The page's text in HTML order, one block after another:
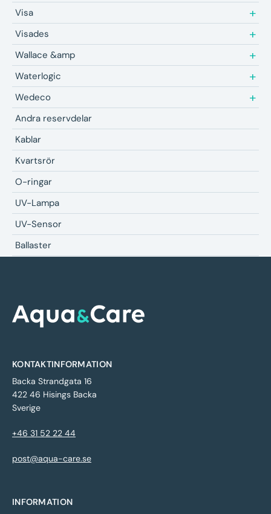
Andra reservdelar
Kablar
Kvartsrör
O-ringar
UV-Lampa
UV-Sensor
Ballaster
Visa
Visades
Wallace &amp
Waterlogic
Wedeco
KONTAKTINFORMATION
Backa Strandgata 16
422 46 Hisings Backa
Sverige
+46 31 52 22 44
post@aqua-care.se
INFORMATION